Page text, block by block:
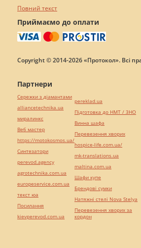
Повний текст
Приймаємо до оплати
Copyright © 2014-2026 «Протокол». Всі
Партнери
Сережки з діамантами
alliancetechnika.ua
миралинкс
Веб мастер
https://motokosmos.ua/
Синтезатори
perevod.agency
agrotechnika.com.ua
europeservice.com.ua
текст юа
Посилання
kievperevod.com.ua
pereklad.ua
Підготовка до НМТ / ЗНО
Винна шафа
Перевезення хворих
hospice-life.com.ua/
mk-translations.ua
maltina.com.ua
Шафи купе
Брендові сумки
Натяжні стелі Nova Stelya
Перевезення хворих за
кордон